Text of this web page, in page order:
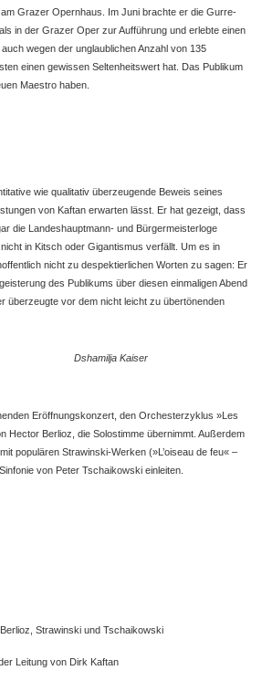
Grazer Opernhaus. Im Juni brachte er die Gurre-
in der Grazer Oper zur Aufführung und erlebte einen
wegen der unglaublichen Anzahl von 135
einen gewissen Seltenheitswert hat. Das Publikum
Maestro haben.
wie qualitativ überzeugende Beweis seines
von Kaftan erwarten lässt. Er hat gezeigt, dass
die Landeshauptmann- und Bürgermeisterloge
in Kitsch oder Gigantismus verfällt. Um es in
nicht zu despektierlichen Worten zu sagen: Er
des Publikums über diesen einmaligen Abend
überzeugte vor dem nicht leicht zu übertönenden
Dshamilja Kaiser
Eröffnungskonzert, den Orchesterzyklus »Les
Hector Berlioz, die Solostimme übernimmt. Außerdem
populären Strawinski-Werken (»L’oiseau de feu« –
von Peter Tschaikowski einleiten.
Strawinski und Tschaikowski
Leitung von Dirk Kaftan